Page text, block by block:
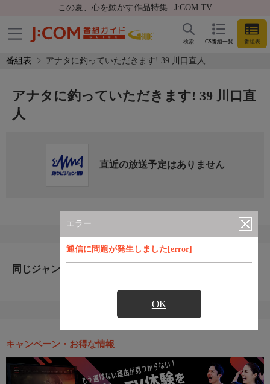
この夏、心を動かす作品特集 | J:COM TV
CS番組一覧 番組表
検索
番組表 アナタに釣っていただきます! 39 川口直人
エラー
通信に問題が発生しました[error]
OK
アナタに釣っていただきます! 39 川口直
人
直近の放送予定はありません
同じジャンルのおすすめ番組
キャンペーン・お得な情報